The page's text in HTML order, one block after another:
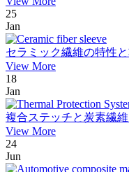
25
Jan
セラミック繊維の特性
View More
18
Jan
複合ステッチと炭素繊
View More
24
Jun